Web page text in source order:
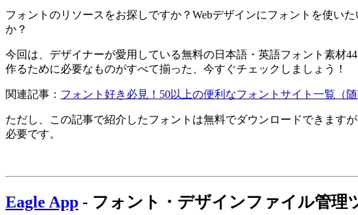
フォントのリソースをお探しですか？Webデザインにフォントを使い
か？
今回は、デザイナーが愛用している無料の日本語・英語フォント素材
作るために必要なものがすべて揃った、今すぐチェックしましょう！
関連記事： フォント好き必見！50以上の便利なフォントサイト一覧（随
ただし、この記事で紹介したフォントは無料でダウンロードできます
必要です。
Eagle App - フォント・デザインファイル管理